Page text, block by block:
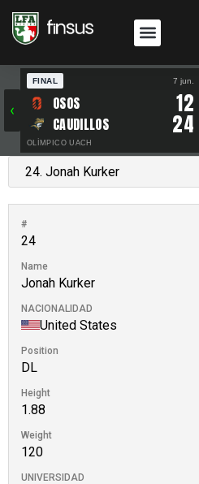
‹
FINAL 7 jun.
OSOS 12
CAUDILLOS 24
OLÍMPICO UACH
#
24
Name
Jonah Kurker
NACIONALIDAD
United States
Position
DL
Height
1.88
Weight
120
UNIVERSIDAD